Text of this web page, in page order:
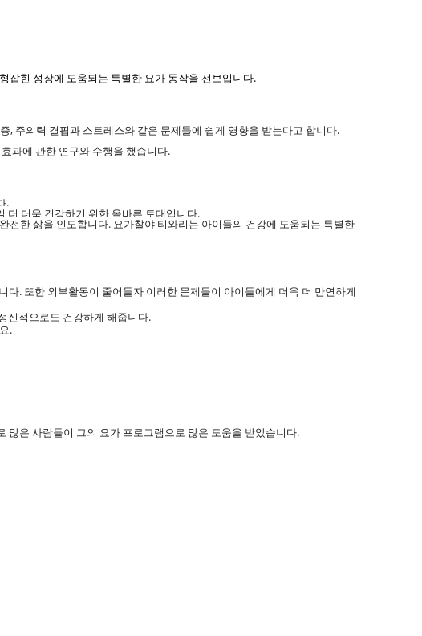
잡힌 성장에 도움되는 특별한 요가 동작을 선보입니다.
, 주의력 결핍과 스트레스와 같은 문제들에 쉽게 영향을 받는다고 합니다.
과에 관한 연구와 수행을 했습니다.
.
더 더욱 건강하기 위한 올바른 토대입니다.
한 삶을 인도합니다. 요가찰야 티와리는 아이들의 건강에 도움되는 특별한
. 또한 외부활동이 줄어들자 이러한 문제들이 아이들에게 더욱 더 만연하게
신적으로도 건강하게 해줍니다.
.
많은 사람들이 그의 요가 프로그램으로 많은 도움을 받았습니다.